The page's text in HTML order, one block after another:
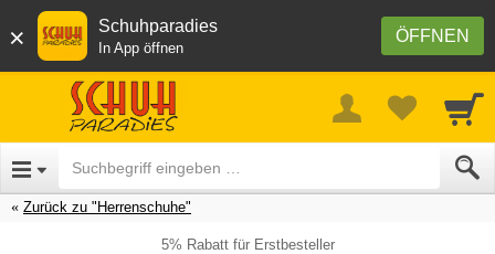
× ÖFFNEN
Schuhparadies
In App öffnen
Zurück zu "Herrenschuhe"
5% Rabatt für Erstbesteller